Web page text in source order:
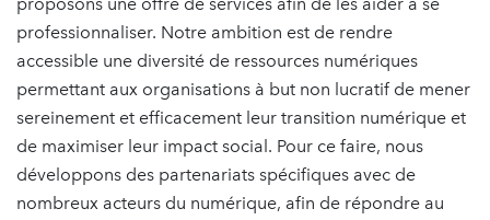
proposons une offre de services afin de les aider à se
professionnaliser. Notre ambition est de rendre
accessible une diversité de ressources numériques
permettant aux organisations à but non lucratif de mener
sereinement et efficacement leur transition numérique et
de maximiser leur impact social. Pour ce faire, nous
développons des partenariats spécifiques avec de
nombreux acteurs du numérique, afin de répondre au